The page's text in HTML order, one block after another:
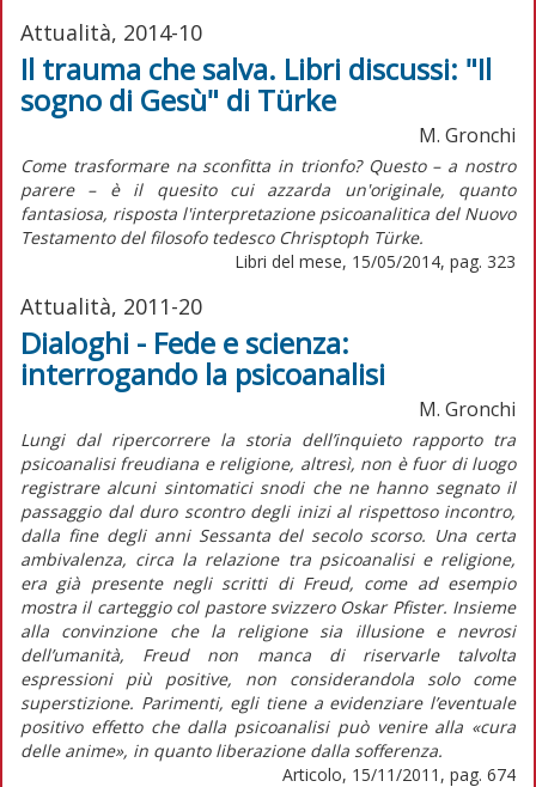
Attualità, 2014-10
Il trauma che salva. Libri discussi: "Il
sogno di Gesù" di Türke
M. Gronchi
Come trasformare na sconfitta in trionfo? Questo – a nostro
parere – è il quesito cui azzarda un'originale, quanto
fantasiosa, risposta l'interpretazione psicoanalitica del Nuovo
Testamento del filosofo tedesco Chrisptoph Türke.
Libri del mese, 15/05/2014, pag. 323
Attualità, 2011-20
Dialoghi - Fede e scienza:
interrogando la psicoanalisi
M. Gronchi
Lungi dal ripercorrere la storia dell’inquieto rapporto tra
psicoanalisi freudiana e religione, altresì, non è fuor di luogo
registrare alcuni sintomatici snodi che ne hanno segnato il
passaggio dal duro scontro degli inizi al rispettoso incontro,
dalla fine degli anni Sessanta del secolo scorso. Una certa
ambivalenza, circa la relazione tra psicoanalisi e religione,
era già presente negli scritti di Freud, come ad esempio
mostra il carteggio col pastore svizzero Oskar Pfister. Insieme
alla convinzione che la religione sia illusione e nevrosi
dell’umanità, Freud non manca di riservarle talvolta
espressioni più positive, non considerandola solo come
superstizione. Parimenti, egli tiene a evidenziare l’eventuale
positivo effetto che dalla psicoanalisi può venire alla «cura
delle anime», in quanto liberazione dalla sofferenza.
Articolo, 15/11/2011, pag. 674